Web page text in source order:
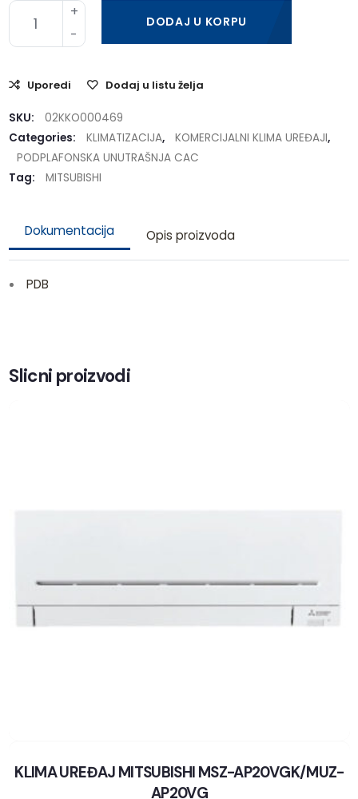
DODAJ U KORPU
Uporedi Dodaj u listu želja
SKU:
02KKO000469
Categories:
KLIMATIZACIJA, KOMERCIJALNI KLIMA UREĐAJI,
PODPLAFONSKA UNUTRAŠNJA CAC
Tag:
MITSUBISHI
Dokumentacija Opis proizvoda
PDB
Slicni proizvodi
KLIMA UREĐAJ MITSUBISHI MSZ-AP20VGK/MUZ-
AP20VG